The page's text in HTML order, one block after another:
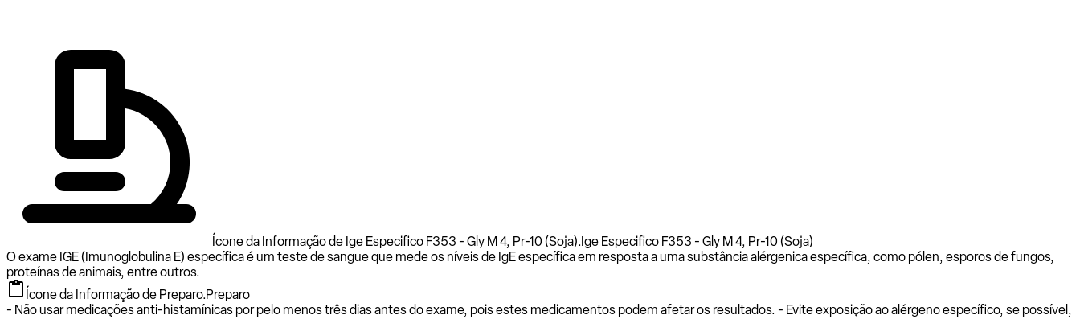
Ícone da Informação de Ige Especifico F353 - Gly M 4, Pr-10 (Soja).Ige Especifico F353 - Gly M 4, Pr-10 (Soja)
O exame IGE (Imunoglobulina E) específica é um teste de sangue que mede os níveis de IgE específica em resposta a uma substância alérgenica específica, como pólen, esporos de fungos,
proteínas de animais, entre outros.
Ícone da Informação de Preparo.Preparo
- Não usar medicações anti-histamínicas por pelo menos três dias antes do exame, pois estes medicamentos podem afetar os resultados. - Evite exposição ao alérgeno específico, se possível,